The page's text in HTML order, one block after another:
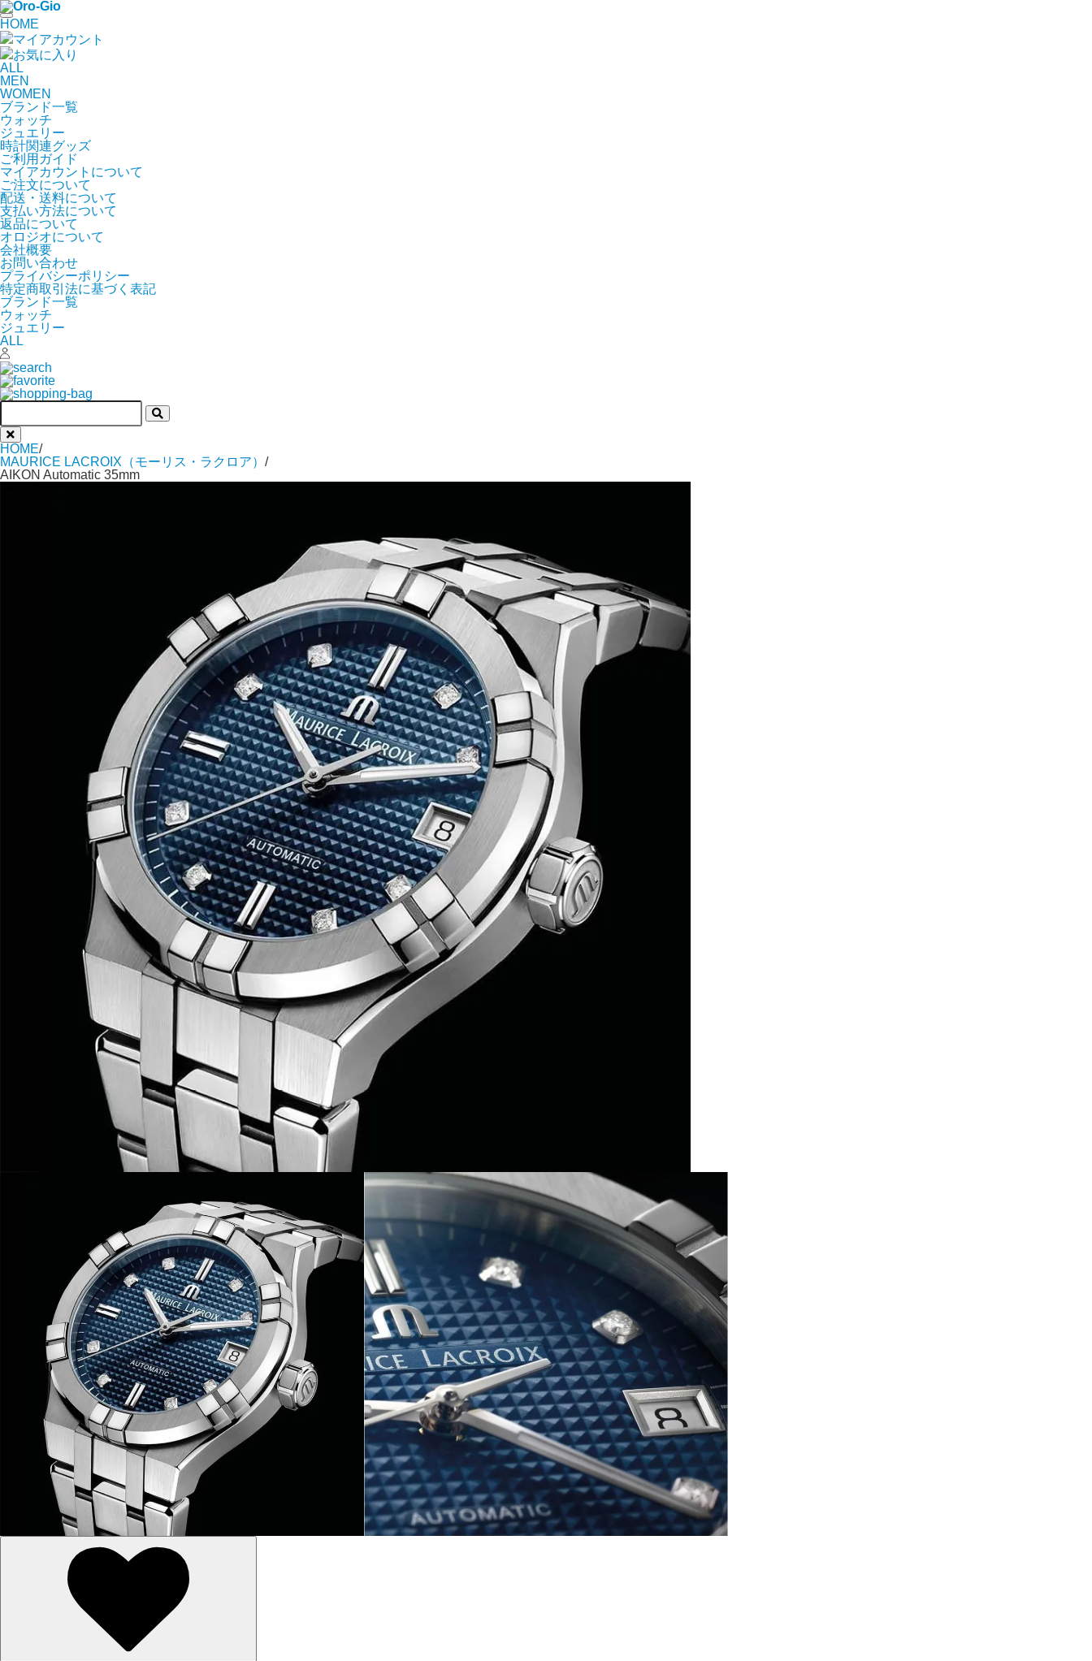
HOME
マイアカウント
お気に入り
ALL
MEN
WOMEN
ブランド一覧
ウォッチ
ジュエリー
時計関連グッズ
ご利用ガイド
マイアカウントについて
ご注文について
配送・送料について
支払い方法について
返品について
オロジオについて
会社概要
お問い合わせ
プライバシーポリシー
特定商取引法に基づく表記
ブランド一覧
ウォッチ
ジュエリー
ALL
HOME/
MAURICE LACROIX（モーリス・ラクロア） /
AIKON Automatic 35mm